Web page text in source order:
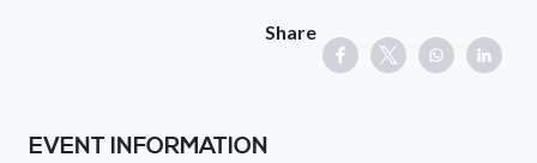
Share
EVENT INFORMATION